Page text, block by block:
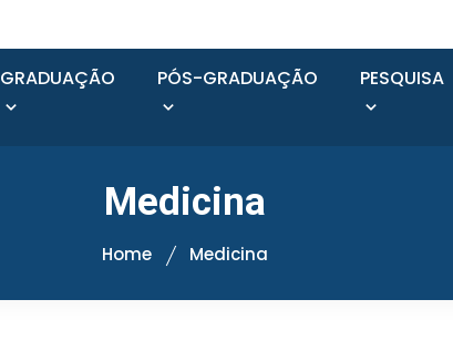
GRADUAÇÃO PÓS-GRADUAÇÃO PESQUISA
Medicina
Home Medicina